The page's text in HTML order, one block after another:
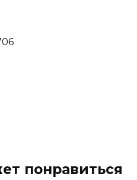
понравиться